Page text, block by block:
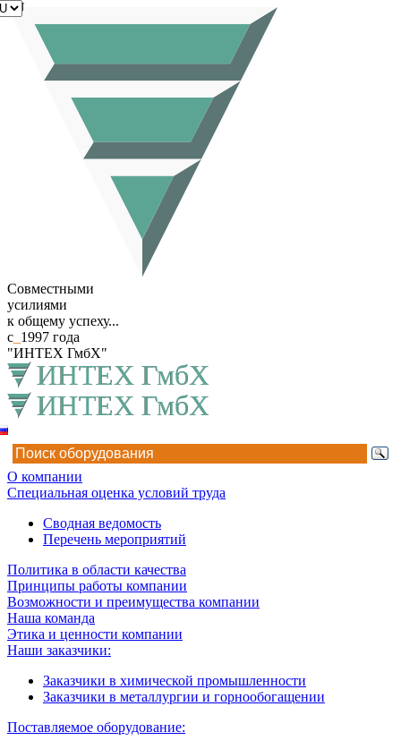
Совместными
усилиями
к общему успеху...
с 1997 года
"ИНТЕХ ГмбХ"
RU
О компании
Специальная оценка условий труда
Сводная ведомость
Перечень мероприятий
Политика в области качества
Принципы работы компании
Возможности и преимущества компании
Наша команда
Этика и ценности компании
Наши заказчики:
Заказчики в химической промышленности
Заказчики в металлургии и горнообогащении
Поставляемое оборудование: